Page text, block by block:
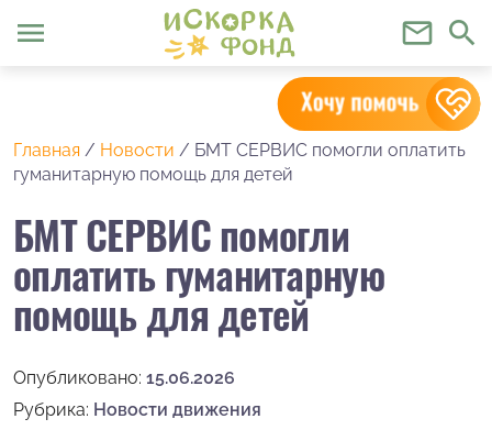
menu mail_outline search
Главная / Новости / БМТ СЕРВИС помогли оплатить
гуманитарную помощь для детей
БМТ СЕРВИС помогли
оплатить гуманитарную
помощь для детей
Опубликовано: 15.06.2026
Рубрика: Новости движения